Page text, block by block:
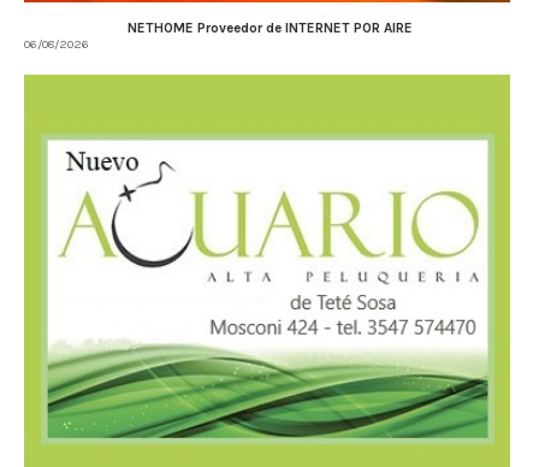
NETHOME Proveedor de INTERNET POR AIRE
06/08/2026